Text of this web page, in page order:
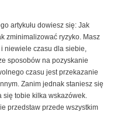
artykułu dowiesz się: Jak
zminimalizować ryzyko. Masz
niewiele czasu dla siebie,
sposobów na pozyskanie
czasu jest przekazanie
Zanim jednak staniesz się
się tobie kilka wskazówek.
przedstaw przede wszystkim